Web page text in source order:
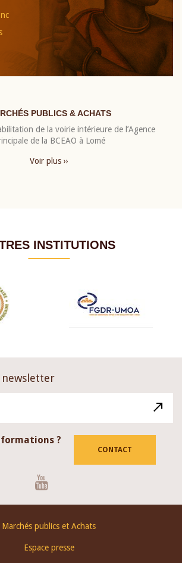
PUBLICS & ACHATS
de la voirie intérieure de l’Agence
de la BCEAO à Lomé
Voir plus ››
INSTITUTIONS
?
CONTACT
Marchés publics et Achats
Espace presse